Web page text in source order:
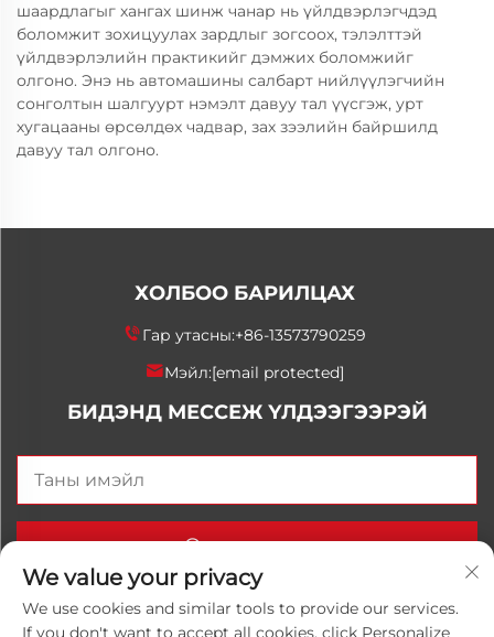
шаардлагыг хангах шинж чанар нь үйлдвэрлэгчдэд
боломжит зохицуулах зардлыг зогсоох, тэлэлттэй
үйлдвэрлэлийн практикийг дэмжих боломжийг
олгоно. Энэ нь автомашины салбарт нийлүүлэгчийн
сонголтын шалгуурт нэмэлт давуу тал үүсгэж, урт
хугацааны өрсөлдөх чадвар, зах зээлийн байршилд
давуу тал олгоно.
ХОЛБОО БАРИЛЦАХ
Гар утасны:+86-13573790259
Мэйл:[email protected]
БИДЭНД МЕССЕЖ ҮЛДЭЭГЭЭРЭЙ
Одоо илгээх
We value your privacy
We use cookies and similar tools to provide our services.
If you don't want to accept all cookies, click Personalize